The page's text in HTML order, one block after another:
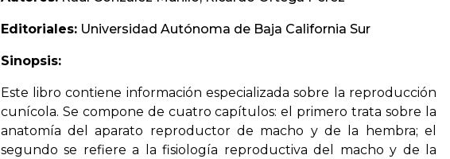
Editoriales:Universidad Autónoma de Baja California Sur
Sinopsis:
Este libro contiene información especializada sobre la reproducción
cunícola. Se compone de cuatro capítulos: el primero trata sobre la
anatomía del aparato reproductor de macho y de la hembra; el
segundo se refiere a la fisiología reproductiva del macho y de la